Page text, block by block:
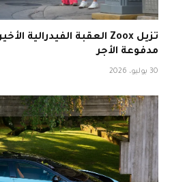
مدفوعة الأجر
30 يوليو، 2026